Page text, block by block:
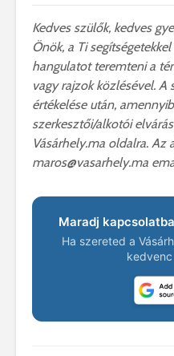
Kedves szülők, kedves
Önök, a Ti
hangulatot teremteni a
vagy rajzok közlésével.
értékelése után,
szerkesztői/alkotói
Vásárhely.ma oldalra. Az
maros@vasarhely.ma
Maradj
Ha szereted a